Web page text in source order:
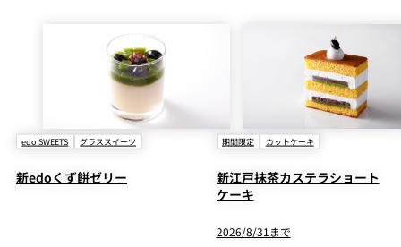
edo SWEETS グラススイーツ
新edoくず餅ゼリー
期間限定 カットケーキ
新江戸抹茶カステラショート
ケーキ
2026/8/31まで